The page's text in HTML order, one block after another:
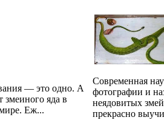
— это одно. А
змеиного яда в
Еж...
Современная
фотографии и
неядовитых
прекрасно